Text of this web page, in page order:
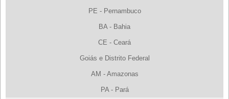
PE - Pernambuco
BA - Bahia
CE - Ceará
Goiás e Distrito Federal
AM - Amazonas
PA - Pará